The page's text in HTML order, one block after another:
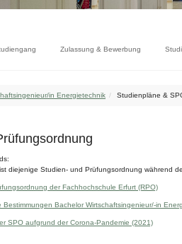
Zulassung & Bewerbung
in Energietechnik Studienpläne &
diejenige Studien- und Prüfungsordnung während
der Fachhochschule Erfurt (RPO)
Bachelor Wirtschaftsingenieur/-in
SPO aufgrund der Corona-Pandemie (2021)